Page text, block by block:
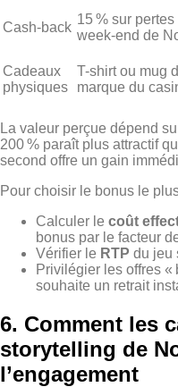
Cash‑back
15 % sur pertes
week‑end de
Cadeaux
physiques
T-shirt ou mug
marque du
La valeur perçue dépend
200 % paraît plus attractif
second offre un gain
Pour choisir le bonus le
Calculer le coût
bonus par le facteur
Vérifier le RTP du jeu
Privilégier les offres «
souhaite un retrait
6. Comment les
storytelling de
l’engagement